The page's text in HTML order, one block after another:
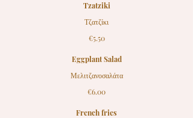
Tzatziki
Τζατζίκι
€5.50
Eggplant Salad
Μελιτζανοσαλάτα
€6.00
French fries